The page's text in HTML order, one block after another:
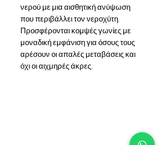
νερού με μια αισθητική ανύψωση
που περιβάλλει τον νεροχύτη.
Προσφέρονται κομψές γωνίες με
μοναδική εμφάνιση για όσους τους
αρέσουν οι απαλές μεταβάσεις και
όχι οι αιχμηρές άκρες.